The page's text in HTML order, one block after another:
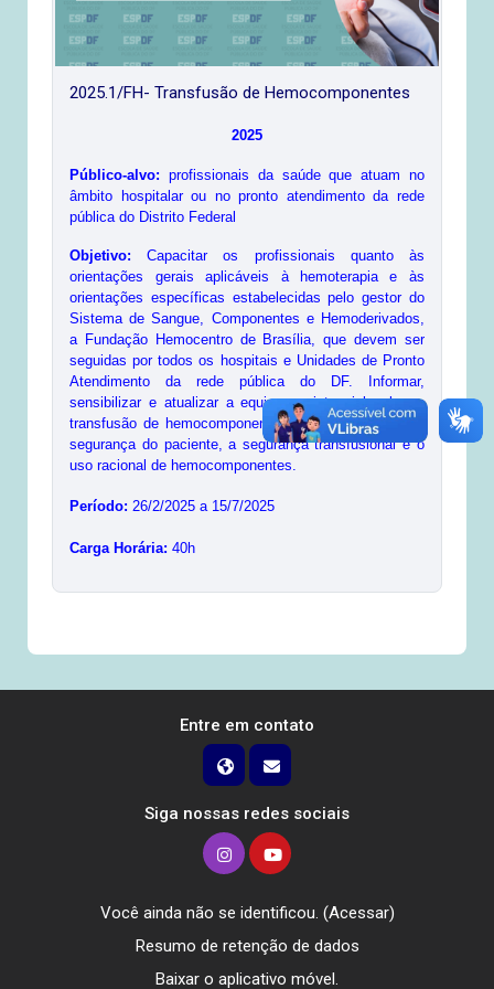
2025.1/FH- Transfusão de Hemocomponentes
2025
Público-alvo: profissionais da saúde que atuam no
âmbito hospitalar ou no pronto atendimento da rede
pública do Distrito Federal
Objetivo:
Capacitar os profissionais quanto às
orientações gerais aplicáveis à hemoterapia e às
orientações específicas estabelecidas pelo gestor do
Sistema de Sangue, Componentes e Hemoderivados,
a Fundação Hemocentro de Brasília, que devem ser
seguidas por todos os hospitais e Unidades de Pronto
Atendimento da rede pública do DF. Informar,
sensibilizar e atualizar a equipe assistencial sobre a
transfusão de hemocomponentes, contribuindo com a
segurança do paciente, a segurança transfusional e o
uso racional de hemocomponentes.
Período: 26/2/2025 a 15/7/2025
Carga Horária: 40h
Entre em contato
Siga nossas redes sociais
Você ainda não se identificou. (Acessar)
Resumo de retenção de dados
Baixar o aplicativo móvel.